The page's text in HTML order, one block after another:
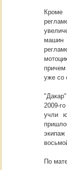
Кроме
машин
уже со
2009-
учли
экипаж
По